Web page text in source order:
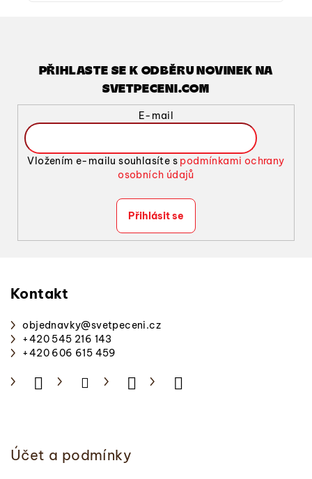
PŘIHLASTE SE K ODBĚRU NOVINEK NA
SVETPECENI.COM
E-mail
Vložením e-mailu souhlasíte s podmínkami ochrany
osobních údajů
Přihlásit se
Kontakt
objednavky@svetpeceni.cz
+420 545 216 143
+420 606 615 459
Účet a podmínky